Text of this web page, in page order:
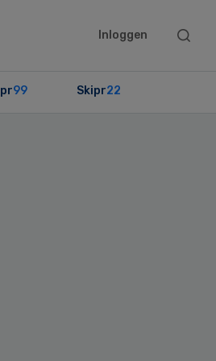
Inloggen
Search
99 Skipr22